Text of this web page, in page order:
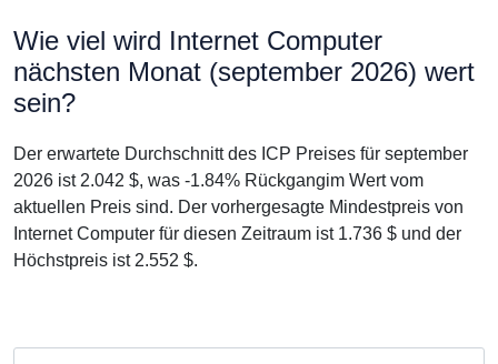
Wie viel wird Internet Computer
nächsten Monat (september 2026) wert
sein?
Der erwartete Durchschnitt des ICP Preises für september
2026 ist 2.042 $, was -1.84% Rückgangim Wert vom
aktuellen Preis sind. Der vorhergesagte Mindestpreis von
Internet Computer für diesen Zeitraum ist 1.736 $ und der
Höchstpreis ist 2.552 $.